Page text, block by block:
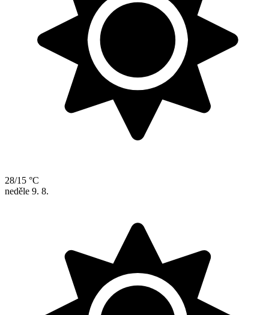
28/15 °C
neděle 9. 8.